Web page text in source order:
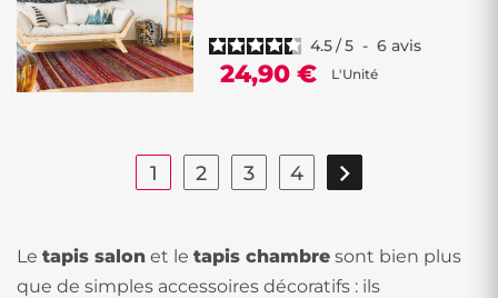
4.5/5 - 6 avis
24,90 € L'Unité
1 2 3 4 
Le tapis salon et le tapis chambre sont bien plus
que de simples accessoires décoratifs : ils